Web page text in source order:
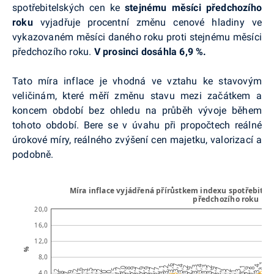
spotřebitelských cen kestejnému měsíci předchozího
rokuvyjadřuje procentní změnu cenové hladiny ve
vykazovaném měsíci daného roku proti stejnému měsíci
předchozího roku. V prosinci dosáhla 6,9 %.
Tato míra inflace je vhodná ve vztahu ke stavovým
veličinám, které měří změnu stavu mezi začátkem a
koncem období bez ohledu na průběh vývoje během
tohoto období. Bere se v úvahu při propočtech reálné
úrokové míry, reálného zvýšení cen majetku, valorizací a
podobně.
8,0
12,0
16,0
20,0
%
2,62,5 2,52,73,02,82,92,72,92,92,72,73,13,23,63,73,43,22,93,33,43,33,22,92,7 3,12,92,83,4
4,1
Míra inflace vyjádřená přírůstkem indexu
předchozího roku